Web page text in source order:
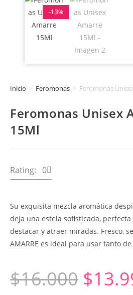
Inicio > Feromonas > Feromonas
Feromonas Unisex
15Ml
Rating: 0
Su exquisita mezcla aromática
deja una estela sofisticada,
destacar y atraer miradas. Fresco,
AMARRE es ideal para usar tanto
$16.000 $
-13%